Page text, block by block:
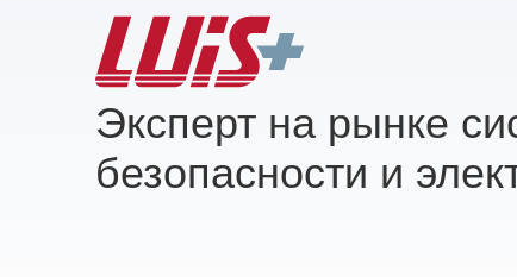
Эксперт на рынке
безопасности и